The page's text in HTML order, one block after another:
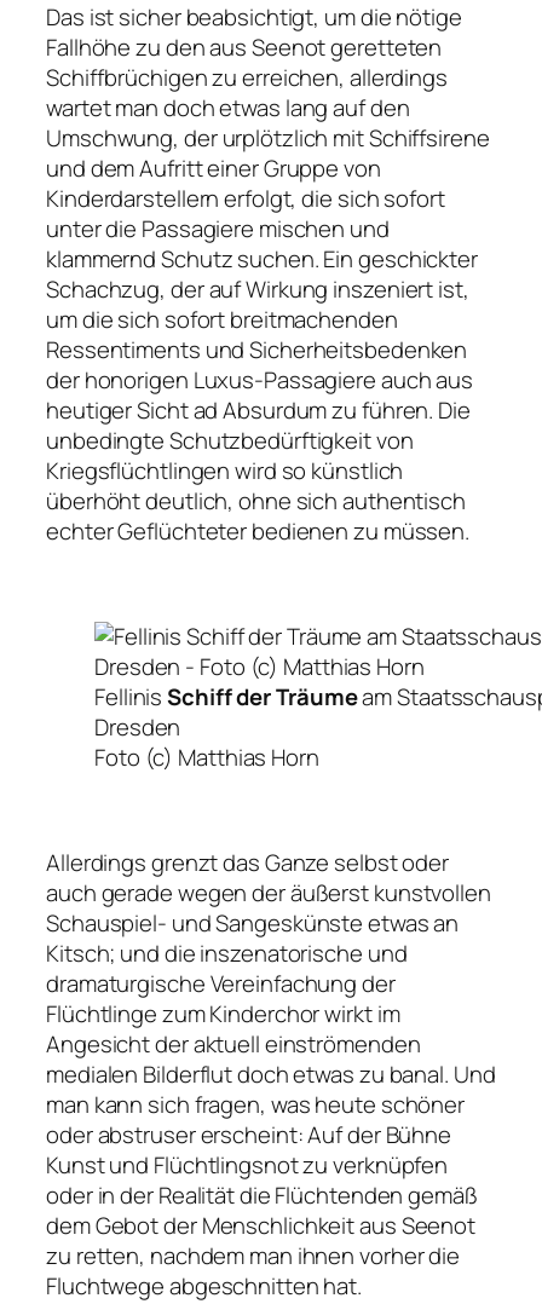
Das ist sicher beabsichtigt, um die nötige
Fallhöhe zu den aus Seenot geretteten
Schiffbrüchigen zu erreichen, allerdings
wartet man doch etwas lang auf den
Umschwung, der urplötzlich mit Schiffsirene
und dem Aufritt einer Gruppe von
Kinderdarstellern erfolgt, die sich sofort
unter die Passagiere mischen und
klammernd Schutz suchen. Ein geschickter
Schachzug, der auf Wirkung inszeniert ist,
um die sich sofort breitmachenden
Ressentiments und Sicherheitsbedenken
der honorigen Luxus-Passagiere auch aus
heutiger Sicht ad Absurdum zu führen. Die
unbedingte Schutzbedürftigkeit von
Kriegsflüchtlingen wird so künstlich
überhöht deutlich, ohne sich authentisch
echter Geflüchteter bedienen zu müssen.
FellinisSchiff der Träumeam
Dresden
Foto (c) Matthias Horn
Allerdings grenzt das Ganze selbst oder
auch gerade wegen der äußerst kunstvollen
Schauspiel- und Sangeskünste etwas an
Kitsch; und die inszenatorische und
dramaturgische Vereinfachung der
Flüchtlinge zum Kinderchor wirkt im
Angesicht der aktuell einströmenden
medialen Bilderflut doch etwas zu banal. Und
man kann sich fragen, was heute schöner
oder abstruser erscheint: Auf der Bühne
Kunst und Flüchtlingsnot zu verknüpfen
oder in der Realität die Flüchtenden gemäß
dem Gebot der Menschlichkeit aus Seenot
zu retten, nachdem man ihnen vorher die
Fluchtwege abgeschnitten hat.